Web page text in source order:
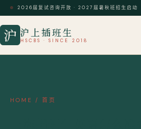
2026届复试咨询开放 · 2027届暑秋班招生启动
沪 沪上插班生
HSCBS · SINCE 2018
HOME / 首页